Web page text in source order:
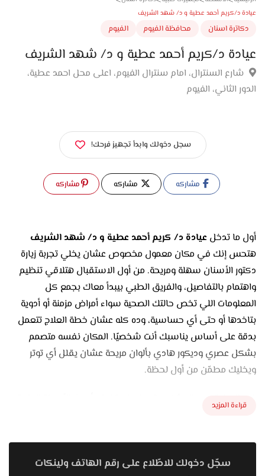
>الانشطة>تجهيزات طبية>دكاترة اسنان >
اسنان محافظة الفيوم الفيوم
د/كريم أحمد عطية و د/ شهد الشريف
سجل دخولك وابدأ تجهيز فرحك!
مشاركه مشاركه مشاركه
أول ما تدخل عيادة د/ كريم أحمد عطية و د/ شهد الشريف
هتحس إنك في مكان معمول مخصوص عشان يخلي تجربة زيارة
دكتور الأسنان سهلة ومريحة. من أول الاستقبال هتلاقي تنظيم
واهتمام بالتفاصيل، والفريق الطبي بيبدأ معاك بجمع كل
المعلومات اللي تخص حالتك الصحية سواء أمراض مزمنة أو أدوية
بتاخدها أو حتى أي حساسية، وده كله عشان خطة العلاج تتعمل
بدقة على أساس يناسبك أنت شخصيًا. المكان نفسه متصمم
بشكل عصري وديكور هادي بألوان مريحة عشان يقلل أي توتر
ويخليك مطمّن من أول لحظة.
في العيادة دي، الكشف بيتعمل باستخدام أحدث الأجهزة الطبية
بتشوف وضع أسنانك بنفسك وتفهم خطة العلاج خطوة بخطوة.
ودكاترة العيادة بيحرصوا دايمًا إنهم يشرحوا كل إجراء بشكل
قراءة المزيد
سجّل دخولك للاطّلاع على رقم الهاتف ولينكات